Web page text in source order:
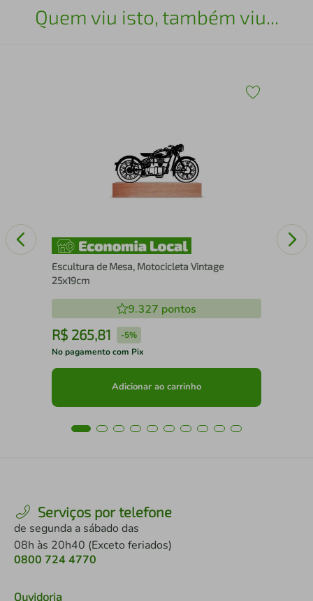
Quem viu isto, também viu...
Escultura de Mesa, Motocicleta Vintage
25x19cm
9.327 pontos
R$ 265,81 -5%
No pagamento com Pix
Adicionar ao carrinho
Serviços por telefone
de segunda a sábado das
08h às 20h40 (Exceto feriados)
0800 724 4770
Ouvidoria